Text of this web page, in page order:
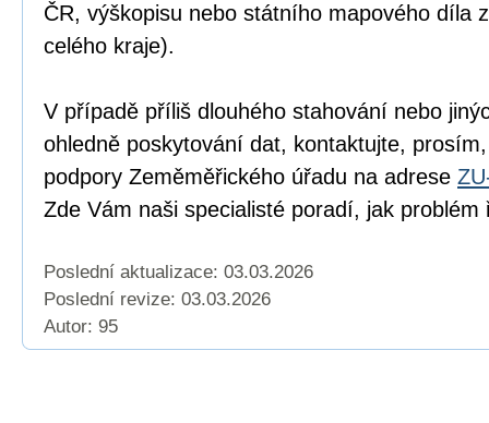
ČR, výškopisu nebo státního mapového díla
celého kraje).
V případě příliš dlouhého stahování nebo
ohledně poskytování dat, kontaktujte,
podpory Zeměměřického úřadu na adrese
Zde Vám naši specialisté poradí, jak problém
Poslední aktualizace: 03.03.2026
Poslední revize: 03.03.2026
Autor: 95